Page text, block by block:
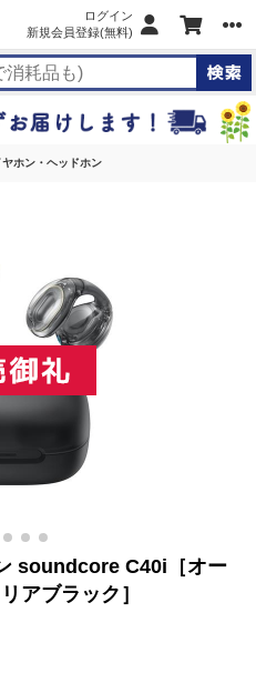
ログイン
新規会員登録(無料)
ヤホン・ヘッドホン
soundcore C40i［オー
アブラック］